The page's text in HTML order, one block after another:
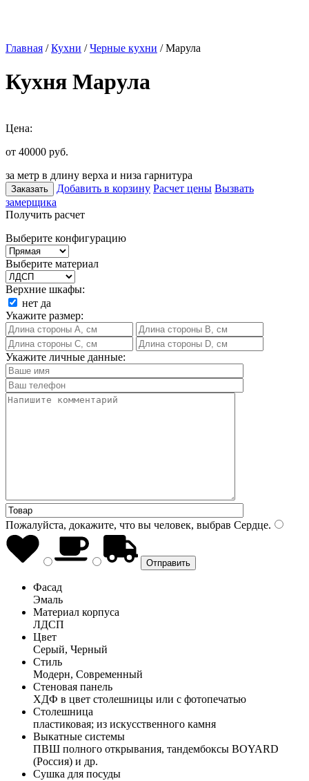
Главная /Кухни /Черные кухни / Марула
Кухня Марула
Цена:
от 40000 руб.
за метр в длину верха и низа гарнитура
Заказать Добавить в корзину Расчет цены Вызвать
замерщика
Получить расчет
Выберите конфигурацию
Выберите материал
Верхние шкафы:
нет да
Укажите размер:
Укажите личные данные:
Пожалуйста, докажите, что вы человек, выбрав Сердце.
Фасад
Эмаль
Материал корпуса
ЛДСП
Цвет
Серый, Черный
Стиль
Модерн, Современный
Стеновая панель
ХДФ в цвет столешницы или с фотопечатью
Столешница
пластиковая; из искусственного камня
Выкатные системы
ПВШ полного открывания, тандембоксы BOYARD
(Россия) и др.
Сушка для посуды